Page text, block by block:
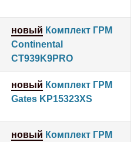
новый Комплект ГРМ
Continental
CT939K9PRO
новый Комплект ГРМ
Gates KP15323XS
новый Комплект ГРМ